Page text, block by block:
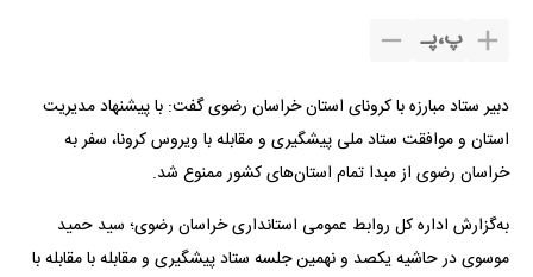
پ،پـ
دبیر ستاد مبارزه با کرونای استان خراسان رضوی گفت: با پیشنهاد مدیریت
استان و موافقت ستاد ملی پیشگیری و مقابله با ویروس کرونا، سفر به
خراسان رضوی از مبدا تمام استان‌های کشور ممنوع شد.
به‌گزارش اداره کل روابط عمومی استانداری خراسان رضوی؛ سید حمید
موسوی در حاشیه یکصد و نهمین جلسه ستاد پیشگیری و مقابله با مقابله با